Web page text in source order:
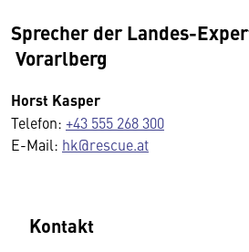
Sprecher der Landes-
Vorarlberg
Horst Kasper
Telefon: +43 555 268 300
E-Mail: hk@rescue.at
Kontakt